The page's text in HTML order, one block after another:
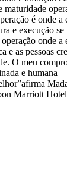
é onde a
e execução se
onde a
e as pessoas
O meu
e humana
Marriott Hotel